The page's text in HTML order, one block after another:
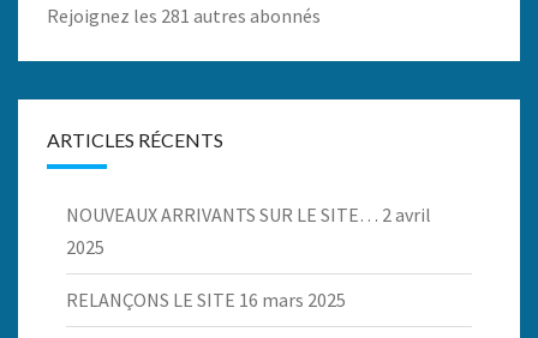
Rejoignez les 281 autres abonnés
ARTICLES RÉCENTS
NOUVEAUX ARRIVANTS SUR LE SITE… 2 avril
2025
RELANÇONS LE SITE 16 mars 2025